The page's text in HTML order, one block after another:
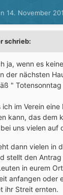
14. November
schrieb:
ja, wenn es
der nächsten
"
im Verein
kann, das dem
uns vielen auf
dann vielen in
stellt den
in eurem
anfangen oder
ihr Streit ernten.